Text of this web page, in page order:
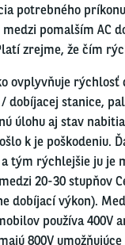
potrebného
pomalším AC
zrejme, že čím
ovplyvňuje rýchlosť
/ dobíjacej stanice,
úlohu aj stav
k je poškodeniu.
tým rýchlejšie ju je
20-30 stupňov
dobíjací výkon).
používa 400V
800V